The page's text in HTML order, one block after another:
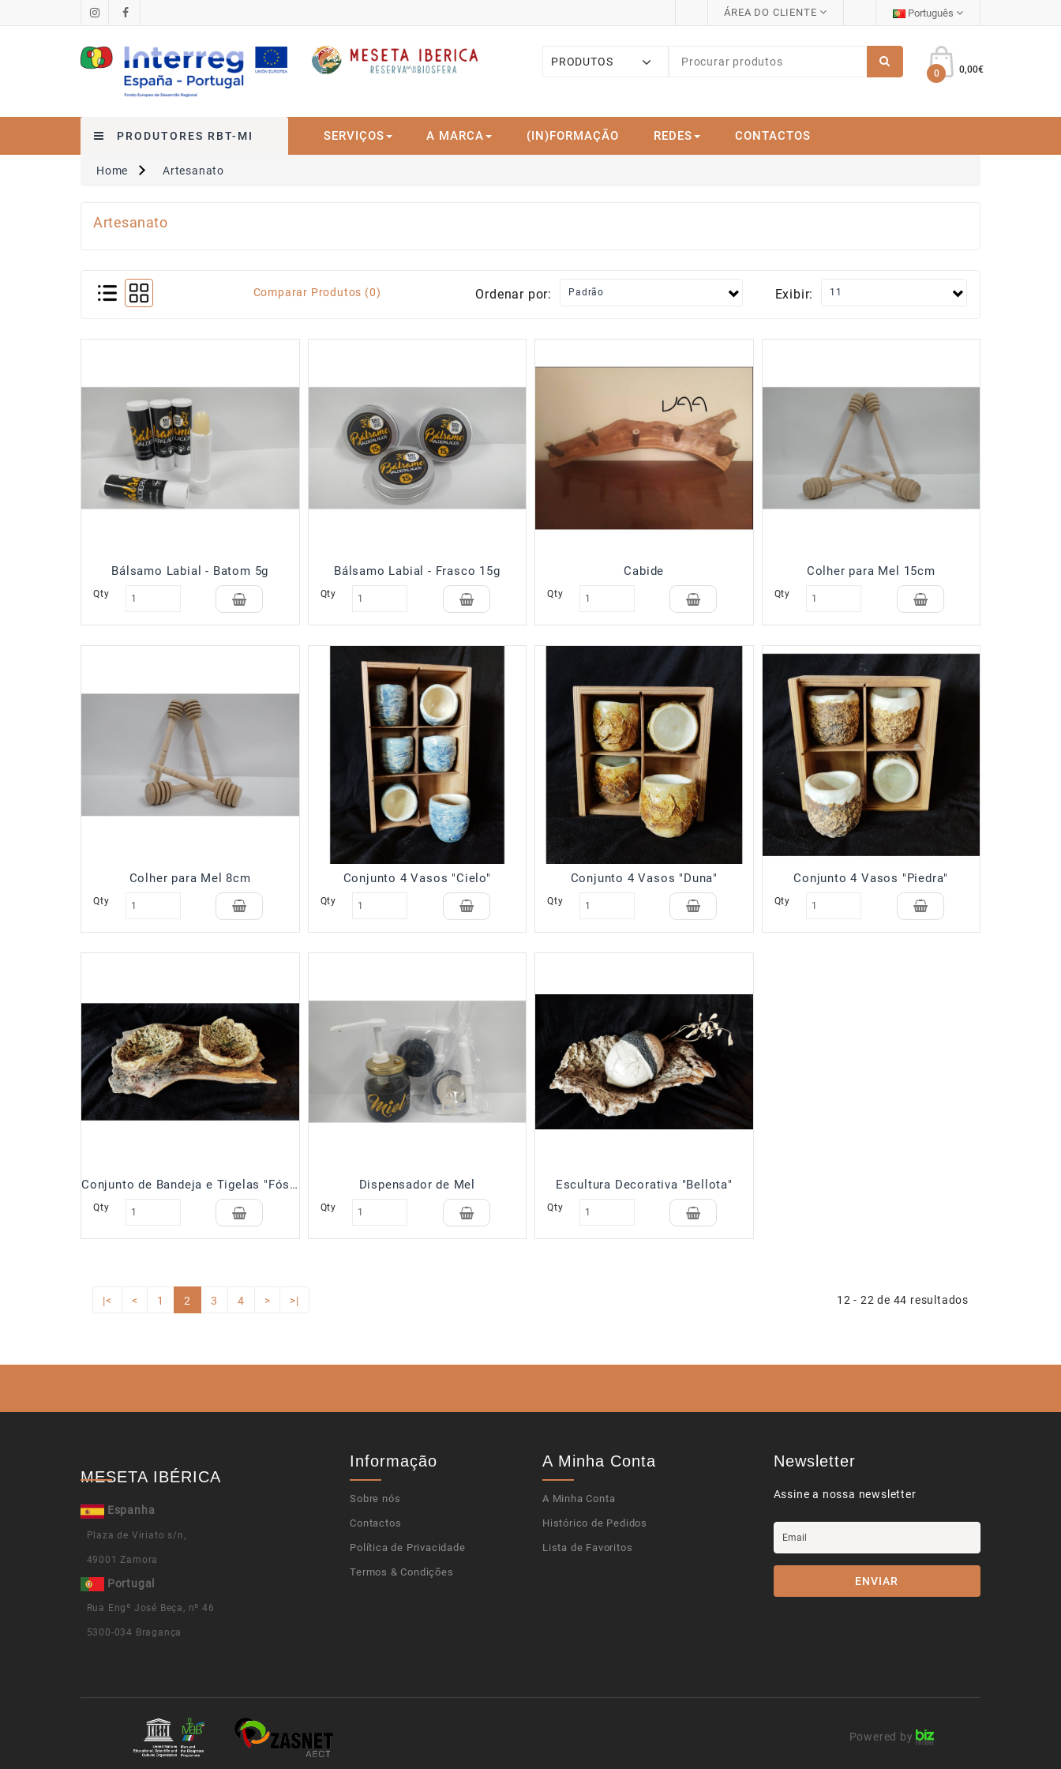
ÁREA DO CLIENTE Português
PRODUTOS
0 0,00€
PRODUTORES RBT-MI SERVIÇOS A MARCA (IN)FORMAÇÃO REDES CONTACTOS
Home Artesanato
Artesanato
Comparar Produtos (0) Ordenar por: Exibir:
Bálsamo Labial - Batom 5g
Qty
Bálsamo Labial - Frasco 15g
Qty
Cabide
Qty
Colher para Mel 15cm
Qty
Colher para Mel 8cm
Qty
Conjunto 4 Vasos "Cielo"
Qty
Conjunto 4 Vasos "Duna"
Qty
Conjunto 4 Vasos "Piedra"
Qty
Conjunto de Bandeja e Tigelas "Fósil"
Qty
Dispensador de Mel
Qty
Escultura Decorativa "Bellota"
Qty
|< < 1 2 3 4 > >| 12 - 22 de 44 resultados
MESETA IBÉRICA
Espanha
Plaza de Viriato s/n,
49001 Zamora​​​​​​​
Portugal
Rua Engº José Beça, nº 46
5300-034 Bragança
Informação
Sobre nós
Contactos
Política de Privacidade
Termos & Condições
A Minha Conta
A Minha Conta
Histórico de Pedidos
Lista de Favoritos
Newsletter
Assine a nossa newsletter
ENVIAR
Powered by